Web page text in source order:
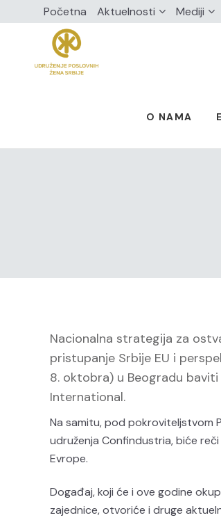
Početna Aktuelnosti Mediji
O NAMA
Nacionalna strategija za
pristupanje Srbije EU i
8. oktobra) u Beogradu baviti
International.
Na samitu, pod pokroviteljstvom
udruženja Confindustria, biće
Evrope.
Događaj, koji će i ove godine
zajednice, otvoriće i druge